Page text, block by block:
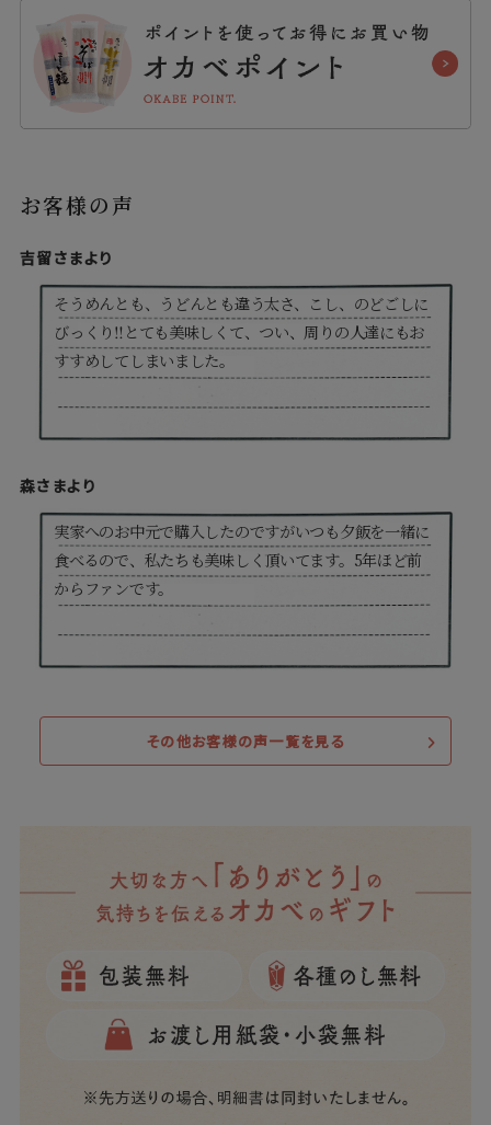
お客様の声
吉留さまより
そうめんとも、うどんとも違う太さ、こし、のどごしに
びっくり‼とても美味しくて、つい、周りの人達にもお
すすめしてしまいました。
森さまより
実家へのお中元で購入したのですがいつも夕飯を一緒に
食べるので、私たちも美味しく頂いてます。5年ほど前
からファンです。
その他お客様の声一覧を見る